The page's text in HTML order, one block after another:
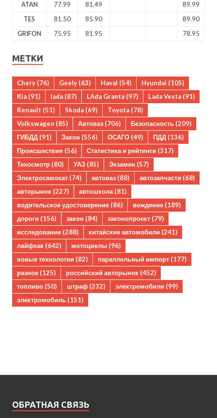
ATAN 77.99 81.49
89.99
TES
81.50 85.90
89.90
GRIFON
75.95 81.95 78.95
МЕТКИ
Chery (76) Geely (63) Haval (54) Hyundai (105)
Kia (91) lada (87) LAda Granta (97) Lada Vesta (91)
Renault (51) Skoda (69) Toyota (78)
Volkswagen (85) Автоваз (706) Безопасность (209)
ГИБДД (91) Закон (556) ОСАГО (49) ПДД (136)
Происшествия (56) Статистика и рейтинги (317)
Техосмотр (80) УАЗ (85) Экзамен (57)
Электросамокат (74) автоваз (88) автозапчасти (68)
авторынок (227) автошкола(81)
водительское удостоверение (86) вождение (189)
дороги (156) закон (84) законопроект (79)
исследование (288) китайские автомобили (241)
лайфхак (642) мотоциклы (96)
новые технологии (82) параллельный импорт (177)
разное (125) российский авторынок (452)
топливо (50) штраф (232) электромобили (99)
электромобиль (151)
ОБРАТНАЯ СВЯЗЬ